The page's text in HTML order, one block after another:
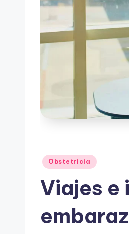
Publicado
Obstetricia
Viajes e